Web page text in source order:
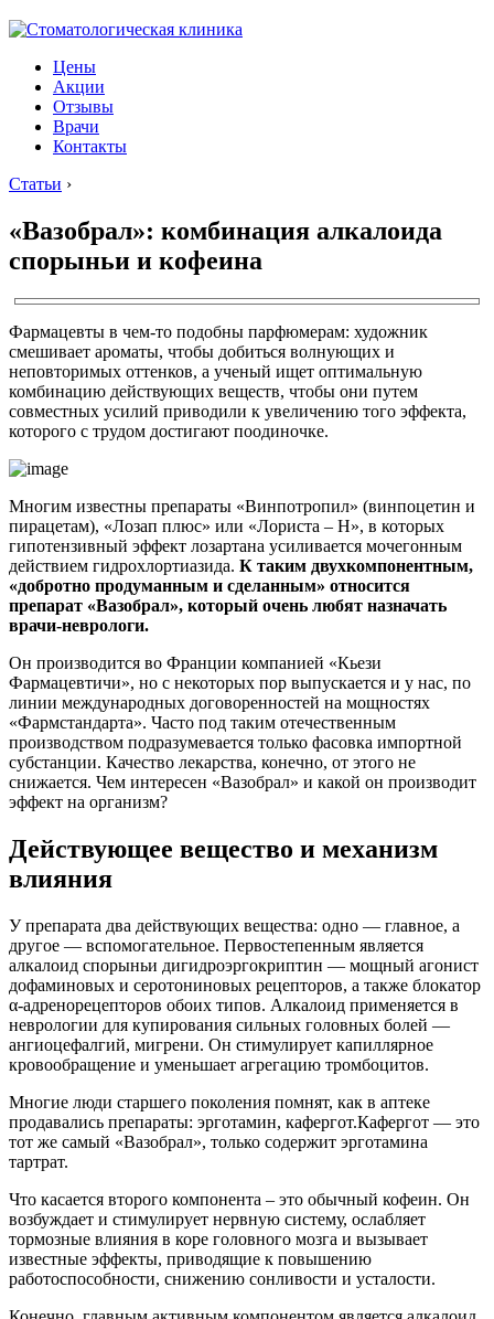
Цены
Акции
Отзывы
Врачи
Контакты
Статьи ›
«Вазобрал»: комбинация алкалоида
спорыньи и кофеина
Фармацевты в чем-то подобны парфюмерам: художник
смешивает ароматы, чтобы добиться волнующих и
неповторимых оттенков, а ученый ищет оптимальную
комбинацию действующих веществ, чтобы они путем
совместных усилий приводили к увеличению того эффекта,
которого с трудом достигают поодиночке.
Многим известны препараты «Винпотропил» (винпоцетин и
пирацетам), «Лозап плюс» или «Лориста – Н», в которых
гипотензивный эффект лозартана усиливается мочегонным
действием гидрохлортиазида. К таким двухкомпонентным,
«добротно продуманным и сделанным» относится
препарат «Вазобрал», который очень любят назначать
врачи-неврологи.
Он производится во Франции компанией «Кьези
Фармацевтичи», но с некоторых пор выпускается и у нас, по
линии международных договоренностей на мощностях
«Фармстандарта». Часто под таким отечественным
производством подразумевается только фасовка импортной
субстанции. Качество лекарства, конечно, от этого не
снижается. Чем интересен «Вазобрал» и какой он производит
эффект на организм?
Действующее вещество и механизм
влияния
У препарата два действующих вещества: одно — главное, а
другое — вспомогательное. Первостепенным является
алкалоид спорыньи дигидроэргокриптин — мощный агонист
дофаминовых и серотониновых рецепторов, а также блокатор
α-адренорецепторов обоих типов. Алкалоид применяется в
неврологии для купирования сильных головных болей —
ангиоцефалгий, мигрени. Он стимулирует капиллярное
кровообращение и уменьшает агрегацию тромбоцитов.
Многие люди старшего поколения помнят, как в аптеке
продавались препараты: эрготамин, кафергот.Кафергот — это
тот же самый «Вазобрал», только содержит эрготамина
тартрат.
Что касается второго компонента – это обычный кофеин. Он
возбуждает и стимулирует нервную систему, ослабляет
тормозные влияния в коре головного мозга и вызывает
известные эффекты, приводящие к повышению
работоспособности, снижению сонливости и усталости.